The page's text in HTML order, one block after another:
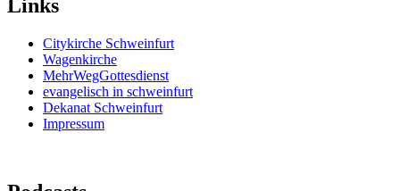
Links
Citykirche Schweinfurt
Wagenkirche
MehrWegGottesdienst
evangelisch in schweinfurt
Dekanat Schweinfurt
Impressum